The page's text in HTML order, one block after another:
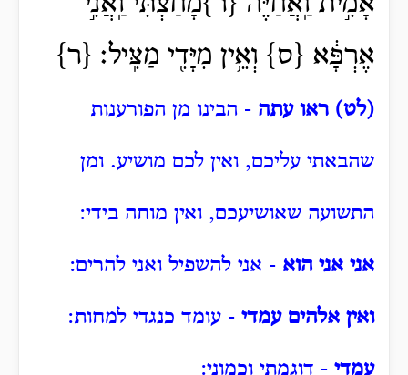
אֶרְפָּ֔א {ס} וְאֵ֥ין מִיָּדִ֖י מַצִּֽיל׃ {ר}
(לט) ראו עתה - הבינו מן הפורענות
שהבאתי עליכם, ואין לכם מושיע. ומן
התשועה שאושיעכם, ואין מוחה בידי:
אני אני הוא - אני להשפיל ואני להרים:
ואין אלהים עמדי - עומד כנגדי למחות:
עמדי - דוגמתי וכמוני: